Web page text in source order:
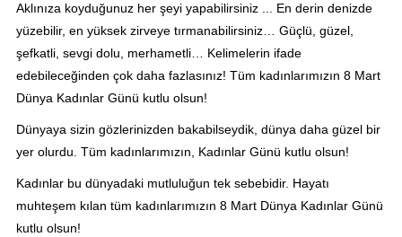
Aklınıza koyduğunuz her şeyi yapabilirsiniz ... En derin denizde
yüzebilir, en yüksek zirveye tırmanabilirsiniz… Güçlü, güzel,
şefkatli, sevgi dolu, merhametli… Kelimelerin ifade
edebileceğinden çok daha fazlasınız! Tüm kadınlarımızın 8 Mart
Dünya Kadınlar Günü kutlu olsun!
Dünyaya sizin gözlerinizden bakabilseydik, dünya daha güzel bir
yer olurdu. Tüm kadınlarımızın, Kadınlar Günü kutlu olsun!
Kadınlar bu dünyadaki mutluluğun tek sebebidir. Hayatı
muhteşem kılan tüm kadınlarımızın 8 Mart Dünya Kadınlar Günü
kutlu olsun!